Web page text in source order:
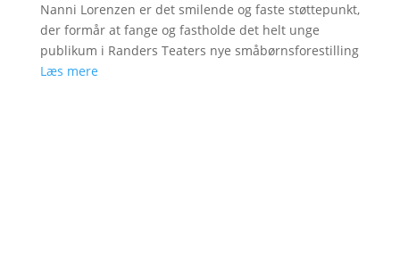
Nanni Lorenzen er det smilende og faste støttepunkt,
der formår at fange og fastholde det helt unge
publikum i Randers Teaters nye småbørnsforestilling
Læs mere